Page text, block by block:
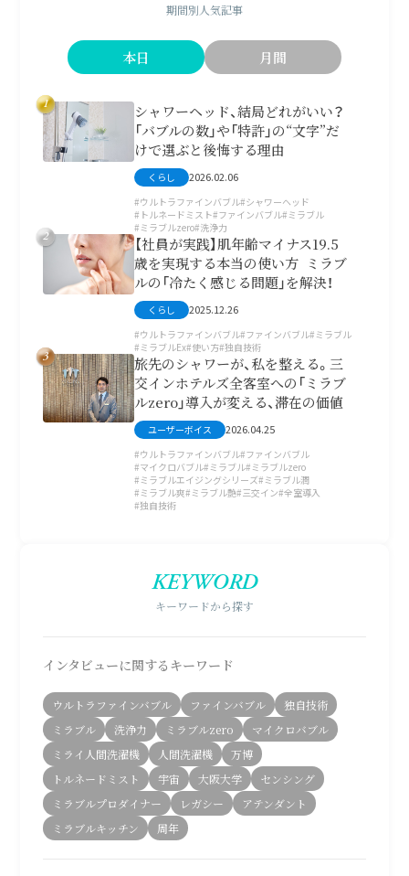
期間別人気記事
本日 月間
1
シャワーヘッド、結局どれがいい？
「バブルの数」や「特許」の“文字”だ
けで選ぶと後悔する理由
くらし 2026.02.06
ウルトラファインバブル シャワーヘッド
トルネードミスト ファインバブル ミラブル
ミラブルzero 洗浄力
2
【社員が実践】肌年齢マイナス19.5
歳を実現する本当の使い方 ミラブ
ルの「冷たく感じる問題」を解決！
くらし 2025.12.26
ウルトラファインバブル ファインバブル ミラブル
ミラブルEx 使い方 独自技術
3
旅先のシャワーが、私を整える。三
交インホテルズ全客室への「ミラブ
ルzero」導入が変える、滞在の価値
ユーザーボイス 2026.04.25
ウルトラファインバブル ファインバブル
マイクロバブル ミラブル ミラブルzero
ミラブルエイジングシリーズ ミラブル潤
ミラブル爽 ミラブル艶 三交イン 全室導入
独自技術
KEYWORD
キーワードから探す
インタビューに関するキーワード
ウルトラファインバブル ファインバブル
独自技術
ミラブル
洗浄力 ミラブルzero
マイクロバブル
ミライ人間洗濯機
人間洗濯機
万博
トルネードミスト
宇宙 大阪大学
センシング
ミラブルプロダイナー
レガシー
アテンダント
ミラブルキッチン
周年